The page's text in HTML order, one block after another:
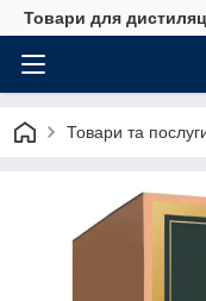
Товари для
Товари та